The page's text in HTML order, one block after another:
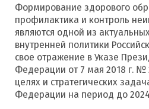
Формирование здорового
профилактика и контроль
являются одной из
внутренней политики
свое отражение в Указе
Федерации от 7 мая 2018 г.
целях и стратегических
Федерации на период до